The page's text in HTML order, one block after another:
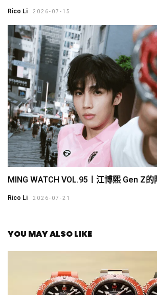
Rico Li 2026-07-15
MING WATCH VOL.95〡江博熙 Gen Z的
Rico Li 2026-07-21
YOU MAY ALSO LIKE